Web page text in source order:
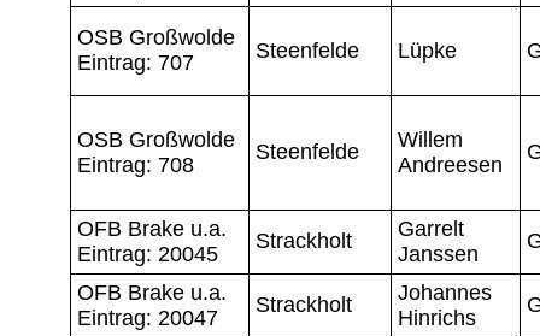
OSB Großwolde
Eintrag: 707
Steenfelde Lüpke
OSB Großwolde
Eintrag: 708
Steenfelde
Willem
Andreesen
OFB Brake u.a.
Eintrag: 20045
Strackholt
Garrelt
Janssen
OFB Brake u.a.
Eintrag: 20047
Strackholt
Johannes
Hinrichs